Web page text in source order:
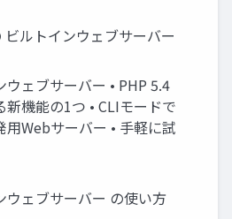
ビルトインウェブサーバー
ウェブサーバー • PHP 5.4
新機能の1つ • CLIモードで
用Webサーバー • 手軽に試
ウェブサーバー の使い方